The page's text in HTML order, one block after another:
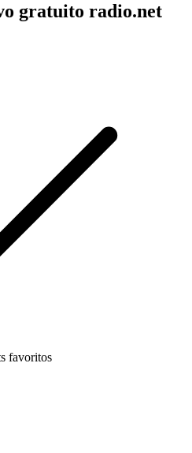
gratuito radio.net
favoritos